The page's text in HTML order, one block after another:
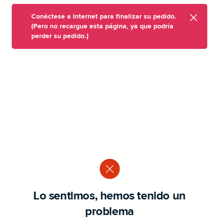
Conéctese a Internet para finalizar su pedido.
(Pero no recargue esta página, ya que podría
perder su pedido.)
Lo sentimos, hemos tenido un
problema